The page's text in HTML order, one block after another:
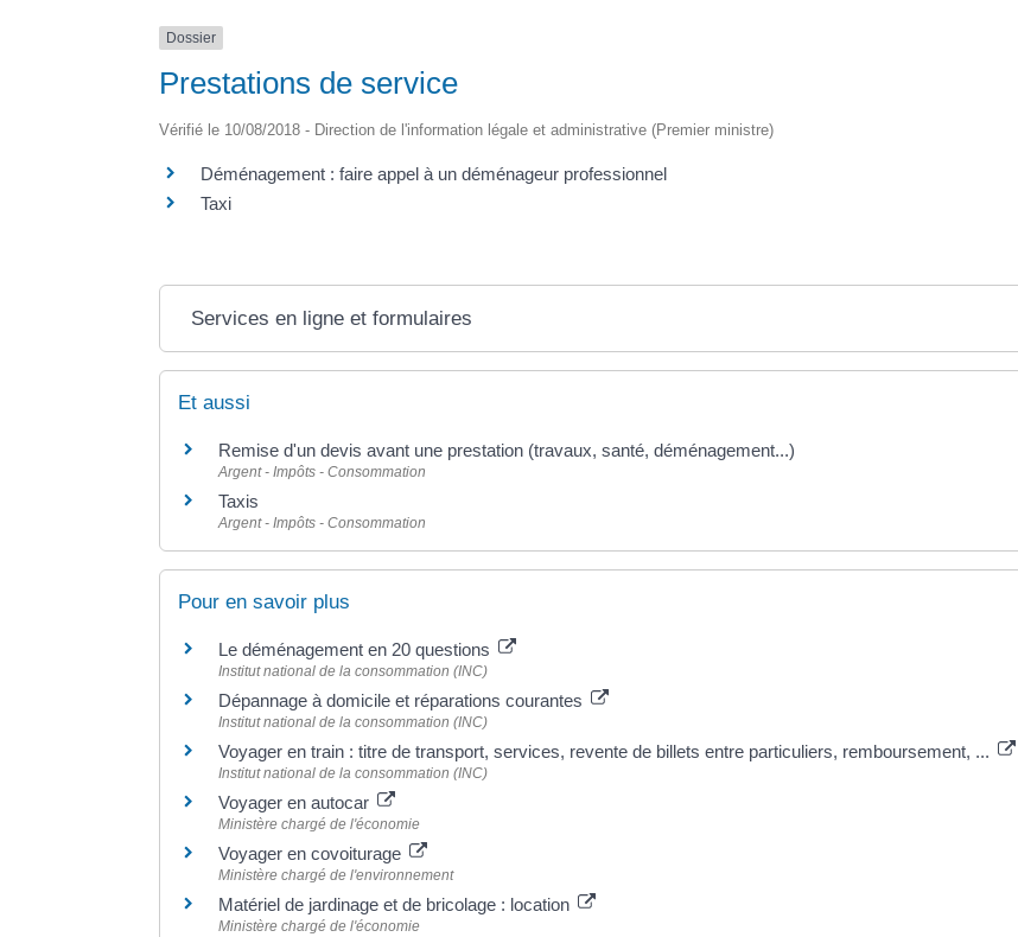
Dossier
Prestations de service
Vérifié le 10/08/2018 - Direction de l'information légale et administrative (Premier ministre)
Déménagement : faire appel à un déménageur professionnel
Taxi
Services en ligne et formulaires
Et aussi
Remise d'un devis avant une prestation (travaux, santé, déménagement...)
Argent - Impôts - Consommation
Taxis
Argent - Impôts - Consommation
Pour en savoir plus
Le déménagement en 20 questions
Institut national de la consommation (INC)
Dépannage à domicile et réparations courantes
Institut national de la consommation (INC)
Voyager en train : titre de transport, services, revente de billets entre particuliers, remboursement, ...
Institut national de la consommation (INC)
Voyager en autocar
Ministère chargé de l'économie
Voyager en covoiturage
Ministère chargé de l'environnement
Matériel de jardinage et de bricolage : location
Ministère chargé de l'économie